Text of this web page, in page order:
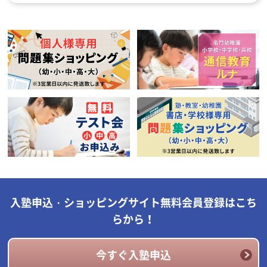
入塾申込・ショッピングサイト無料会員登録はこち
らから！
今すぐ入塾申込